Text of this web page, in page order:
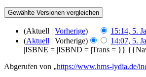
(Aktuell | Vorherige) 15:14, 5.
(Aktuell | Vorherige) 14:07, 5.
|ISBNE = |ISBND = |Trans = }}
Abgerufen von „https://www.hms-lydia.de/